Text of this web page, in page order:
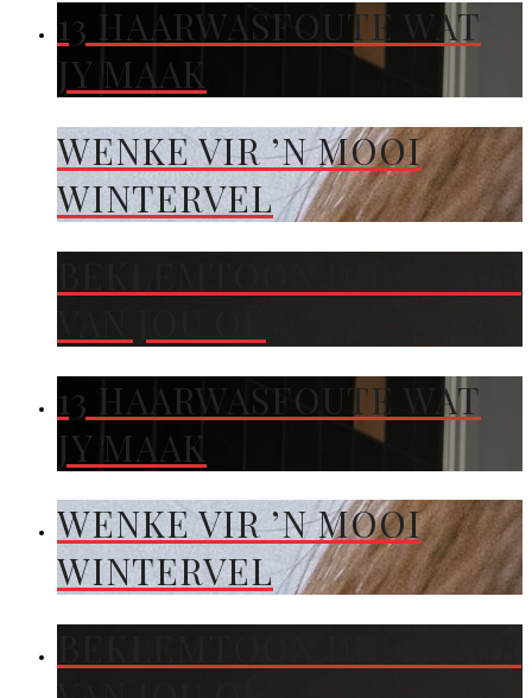
13 HAARWASFOUTE WAT
JY MAAK
WENKE VIR ’N MOOI
WINTERVEL
13 HAARWASFOUTE WAT
JY MAAK
WENKE VIR ’N MOOI
WINTERVEL